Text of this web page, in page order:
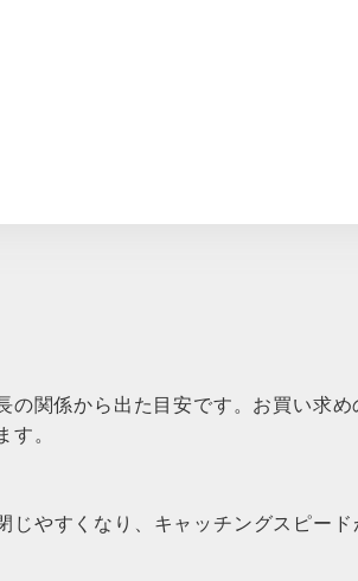
関係から出た目安です。お買い求
。
やすくなり、キャッチングスピー